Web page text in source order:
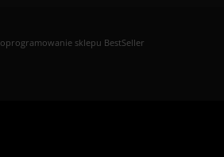
oprogramowanie sklepu BestSeller